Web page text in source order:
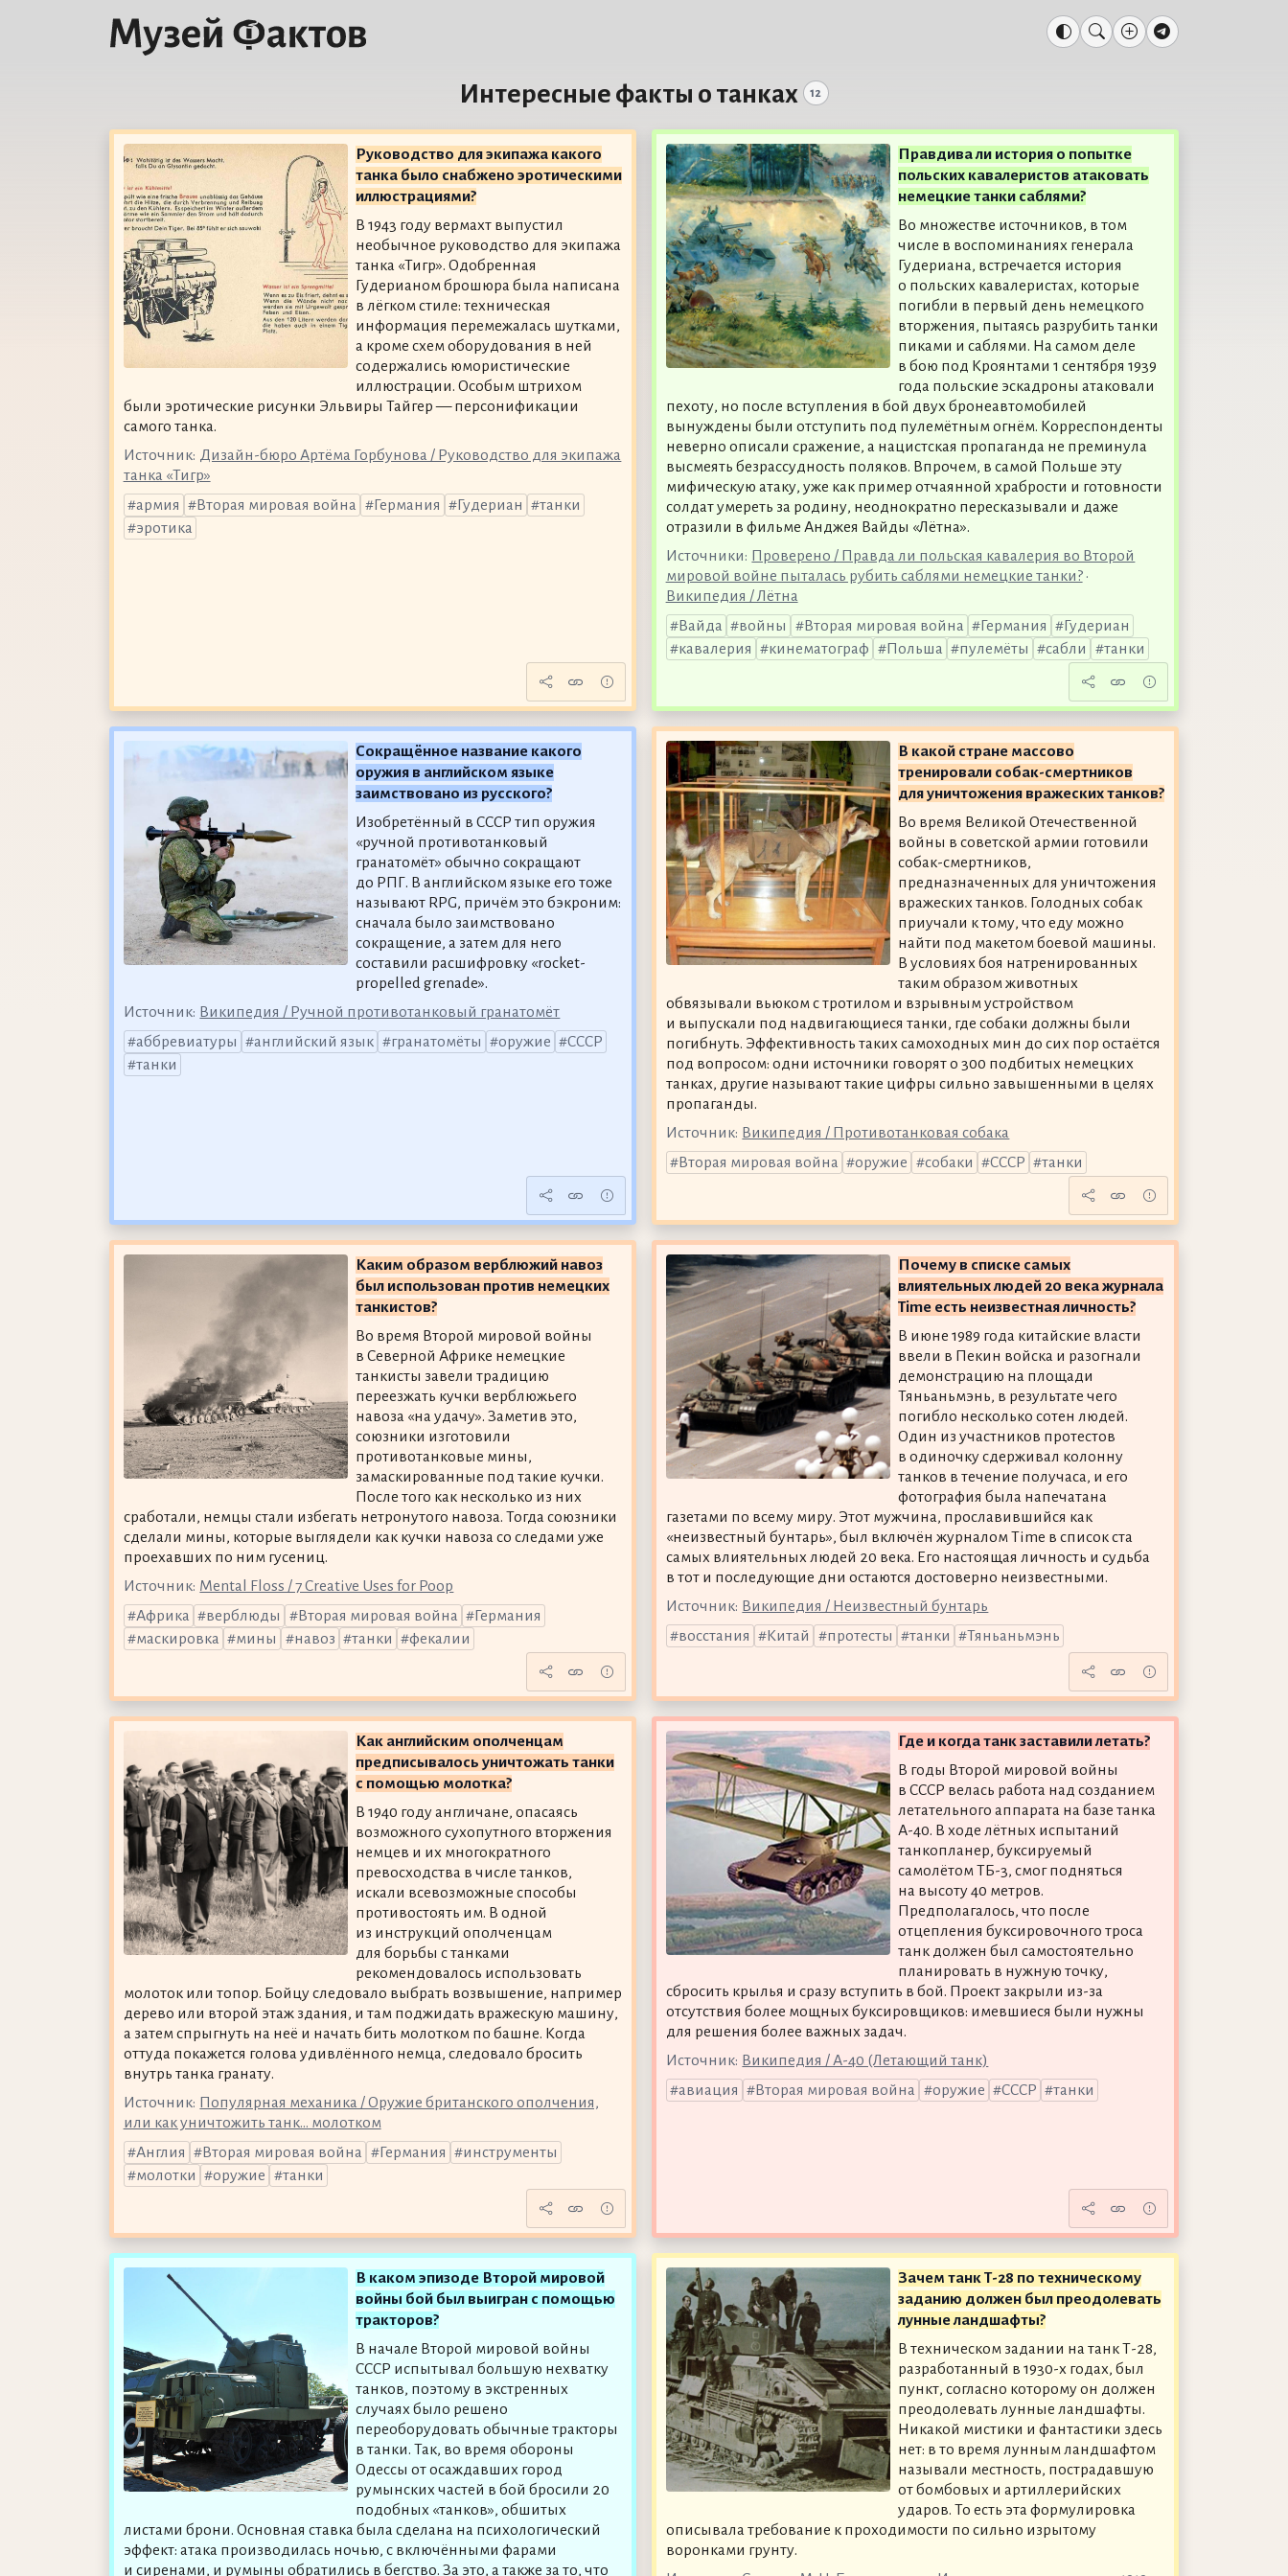
Интересные факты о танках 12
Руководство для экипажа какого
танка было снабжено эротическими
иллюстрациями?
В 1943 году вермахт выпустил
необычное руководство для экипажа
танка «Тигр». Одобренная
Гудерианом брошюра была написана
в лёгком стиле: техническая
информация перемежалась шутками,
а кроме схем оборудования в ней
содержались юмористические
иллюстрации. Особым штрихом
были эротические рисунки Эльвиры Тайгер — персонификации
самого танка.
Источник: Дизайн-бюро Артёма Горбунова / Руководство для экипажа
танка «Тигр»
армия
Вторая мировая война Германия Гудериан
танки
эротика
Правдива ли история о попытке
польских кавалеристов атаковать
немецкие танки саблями?
Во множестве источников, в том
числе в воспоминаниях генерала
Гудериана, встречается история
о польских кавалеристах, которые
погибли в первый день немецкого
вторжения, пытаясь разрубить танки
пиками и саблями. На самом деле
в бою под Кроянтами 1 сентября 1939
года польские эскадроны атаковали
пехоту, но после вступления в бой двух бронеавтомобилей
вынуждены были отступить под пулемётным огнём. Корреспонденты
неверно описали сражение, а нацистская пропаганда не преминула
высмеять безрассудность поляков. Впрочем, в самой Польше эту
мифическую атаку, уже как пример отчаянной храбрости и готовности
солдат умереть за родину, неоднократно пересказывали и даже
отразили в фильме Анджея Вайды «Лётна».
Источники: Проверено / Правда ли польская кавалерия во Второй
мировой войне пыталась рубить саблями немецкие танки?•
Википедия / Лётна
Вайда
войны Вторая мировая война Германия
Гудериан
кавалерия
кинематограф Польша пулемёты сабли танки
Сокращённое название какого
оружия в английском языке
заимствовано из русского?
Изобретённый в СССР тип оружия
«ручной противотанковый
гранатомёт» обычно сокращают
до РПГ. В английском языке его тоже
называют RPG, причём это бэкроним:
сначала было заимствовано
сокращение, а затем для него
составили расшифровку «rocket-
propelled grenade».
Источник: Википедия / Ручной противотанковый гранатомёт
аббревиатуры
английский язык гранатомёты оружие
СССР
танки
В какой стране массово
тренировали собак-смертников
для уничтожения вражеских танков?
Во время Великой Отечественной
войны в советской армии готовили
собак-смертников,
предназначенных для уничтожения
вражеских танков. Голодных собак
приучали к тому, что еду можно
найти под макетом боевой машины.
В условиях боя натренированных
таким образом животных
обвязывали вьюком с тротилом и взрывным устройством
и выпускали под надвигающиеся танки, где собаки должны были
погибнуть. Эффективность таких самоходных мин до сих пор остаётся
под вопросом: одни источники говорят о 300 подбитых немецких
танках, другие называют такие цифры сильно завышенными в целях
пропаганды.
Источник: Википедия / Противотанковая собака
Вторая мировая война
оружие собаки СССР танки
Каким образом верблюжий навоз
был использован против немецких
танкистов?
Во время Второй мировой войны
в Северной Африке немецкие
танкисты завели традицию
переезжать кучки верблюжьего
навоза «на удачу». Заметив это,
союзники изготовили
противотанковые мины,
замаскированные под такие кучки.
После того как несколько из них
сработали, немцы стали избегать нетронутого навоза. Тогда союзники
сделали мины, которые выглядели как кучки навоза со следами уже
проехавших по ним гусениц.
Источник: Mental Floss / 7 Creative Uses for Poop
Африка
верблюды Вторая мировая война
Германия
маскировка
мины навоз танки фекалии
Почему в списке самых
влиятельных людей 20 века журнала
Time есть неизвестная личность?
В июне 1989 года китайские власти
ввели в Пекин войска и разогнали
демонстрацию на площади
Тяньаньмэнь, в результате чего
погибло несколько сотен людей.
Один из участников протестов
в одиночку сдерживал колонну
танков в течение получаса, и его
фотография была напечатана
газетами по всему миру. Этот мужчина, прославившийся как
«неизвестный бунтарь», был включён журналом Time в список ста
самых влиятельных людей 20 века. Его настоящая личность и судьба
в тот и последующие дни остаются достоверно неизвестными.
Источник: Википедия / Неизвестный бунтарь
восстания
Китай протесты танки Тяньаньмэнь
Как английским ополченцам
предписывалось уничтожать танки
с помощью молотка?
В 1940 году англичане, опасаясь
возможного сухопутного вторжения
немцев и их многократного
превосходства в числе танков,
искали всевозможные способы
противостоять им. В одной
из инструкций ополченцам
для борьбы с танками
рекомендовалось использовать
молоток или топор. Бойцу следовало выбрать возвышение, например
дерево или второй этаж здания, и там поджидать вражескую машину,
а затем спрыгнуть на неё и начать бить молотком по башне. Когда
оттуда покажется голова удивлённого немца, следовало бросить
внутрь танка гранату.
Источник: Популярная механика / Оружие британского ополчения,
или как уничтожить танк... молотком
Англия
Вторая мировая война Германия
инструменты
молотки
оружие танки
Где и когда танк заставили летать?
В годы Второй мировой войны
в СССР велась работа над созданием
летательного аппарата на базе танка
А-40. В ходе лётных испытаний
танкопланер, буксируемый
самолётом ТБ-3, смог подняться
на высоту 40 метров.
Предполагалось, что после
отцепления буксировочного троса
танк должен был самостоятельно
планировать в нужную точку,
сбросить крылья и сразу вступить в бой. Проект закрыли из-за
отсутствия более мощных буксировщиков: имевшиеся были нужны
для решения более важных задач.
Источник: Википедия / А-40 (Летающий танк)
авиация
Вторая мировая война оружие СССР танки
В каком эпизоде Второй мировой
войны бой был выигран с помощью
тракторов?
В начале Второй мировой войны
СССР испытывал большую нехватку
танков, поэтому в экстренных
случаях было решено
переоборудовать обычные тракторы
в танки. Так, во время обороны
Одессы от осаждавших город
румынских частей в бой бросили 20
подобных «танков», обшитых
листами брони. Основная ставка была сделана на психологический
эффект: атака производилась ночью, с включёнными фарами
и сиренами, и румыны обратились в бегство. За это, а также за то, что
Зачем танк Т-28 по техническому
заданию должен был преодолевать
лунные ландшафты?
В техническом задании на танк Т-28,
разработанный в 1930-х годах, был
пункт, согласно которому он должен
преодолевать лунные ландшафты.
Никакой мистики и фантастики здесь
нет: в то время лунным ландшафтом
называли местность, пострадавшую
от бомбовых и артиллерийских
ударов. То есть эта формулировка
описывала требование к проходимости по сильно изрытому
воронками грунту.